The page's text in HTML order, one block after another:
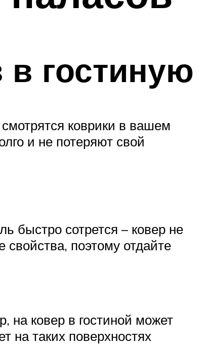
гостиную
коврики в вашем
и не потеряют свой
быстро сотрется – ковер не
поэтому отдайте
на ковер в гостиной может
на таких поверхностях